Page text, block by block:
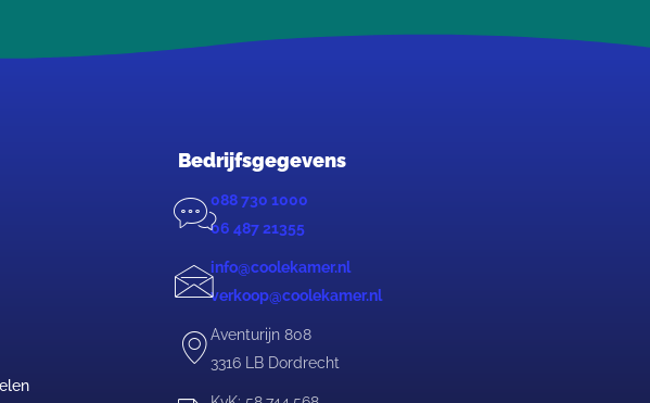
Bedrijfsgegevens
088 730 1000
06 487 21355
info@coolekamer.nl
verkoop@coolekamer.nl
Aventurijn 808
3316 LB Dordrecht